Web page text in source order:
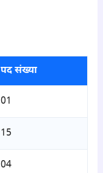
पद संख्या
01
15
04